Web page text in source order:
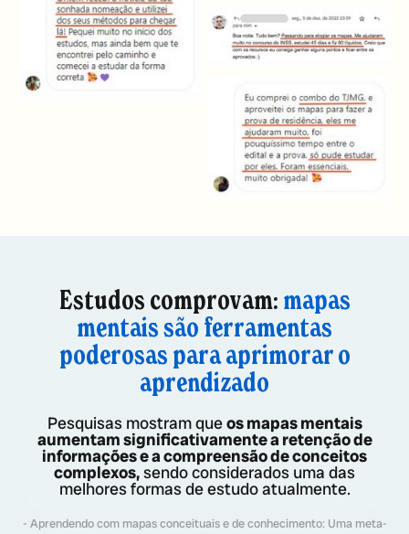
Estudos comprovam: mapas
mentais são ferramentas
poderosas para aprimorar o
aprendizado
Pesquisas mostram queos mapas mentais
aumentam significativamente a retenção de
informações e a compreensão de conceitos
complexos,sendo considerados uma das
melhores formas de estudo atualmente.
- Aprendendo com mapas conceituais e de conhecimento: Uma meta-